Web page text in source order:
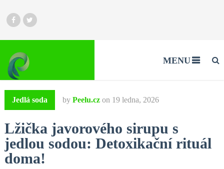
MENU
Jedlá soda by Peelu.cz on 19 ledna, 2026
Lžička javorového sirupu s
jedlou sodou: Detoxikační rituál
doma!